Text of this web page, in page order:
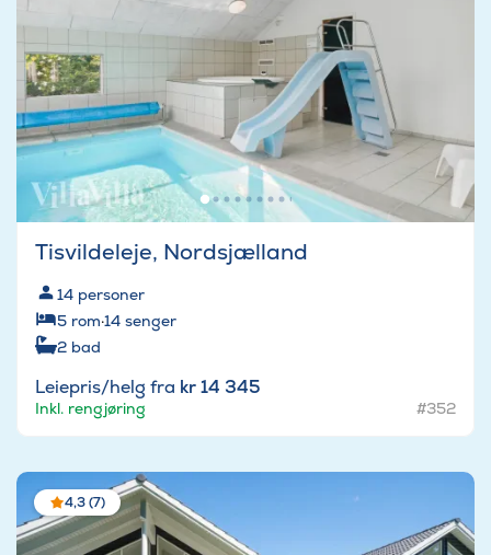
Tisvildeleje, Nordsjælland
14 personer
5 rom·14 senger
2 bad
Leiepris/helg fra kr 14 345
Inkl. rengjøring #352
4,3 (7)